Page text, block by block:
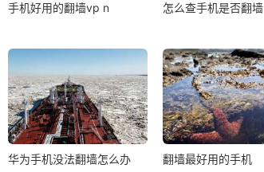
手机好用的翻墙vp n 怎么查手机是否翻墙
华为手机没法翻墙怎么办 翻墙最好用的手机